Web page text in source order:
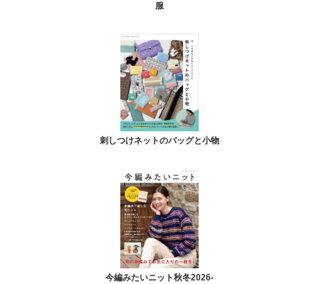
服
刺しつけネットのバッグと小物
今編みたいニット秋冬2026-